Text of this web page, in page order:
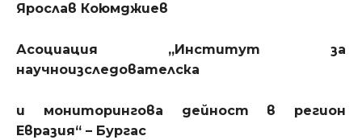
Ярослав Коюмджиев
Асоциация „Институт за
научноизследователска
и мониторингова дейност в регион
Евразия“ – Бургас